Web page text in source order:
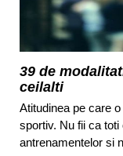
39 de
ceilalti
Atitudinea pe care
sportiv. Nu fii ca toti
antrenamentelor si